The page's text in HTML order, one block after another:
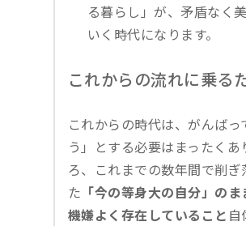
る暮らし」が、矛盾なく
いく時代になります。
これからの流れに乗る
これからの時代は、がんばっ
う」とする必要はまったくあ
ろ、これまでの数年間で削ぎ
た 「今の等身大の自分」のま
機嫌よく存在していること